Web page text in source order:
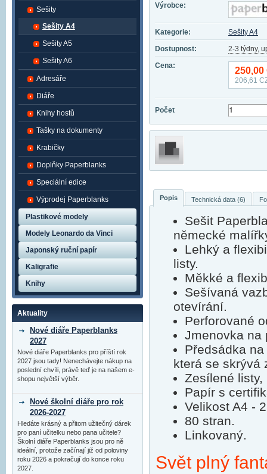
Výrobce:
Kategorie:
Sešity A4
Dostupnost:
2-3 týdny,
Cena:
250,00
206,61
Počet
Popis Technická data (6)
Sešit
německé
Lehký a
listy.
Měkké a
Sešívaná
otevírání.
Perforované
Jmenovka na
Předsádka
která se skrývá
Zesílené
Papír s
Velikost A4 -
80 stran.
Linkovaný.
Svět plný
Sešity
Sešity A4
Sešity A5
Sešity A6
Adresáře
Diáře
Knihy hostů
Tašky na dokumenty
Krabičky
Doplňky Paperblanks
Speciální edice
Výprodej Paperblanks
Plastikové modely
Modely Leonardo da Vinci
Japonský ruční papír
Kaligrafie
Knihy
Aktuality
Nové diáře Paperblanks
2027
Nové diáře Paperblanks pro příští rok
2027 jsou tady! Nenechávejte nákup na
poslední chvíli, právě teď je na našem e-
shopu největší výběr.
Nové školní diáře pro rok
2026-2027
Hledáte krásný a přitom užitečný dárek
pro paní učitelku nebo pana učitele?
Školní diáře Paperblanks jsou pro ně
ideální, protože začínají již od poloviny
roku 2026 a pokračují do konce roku
2027.